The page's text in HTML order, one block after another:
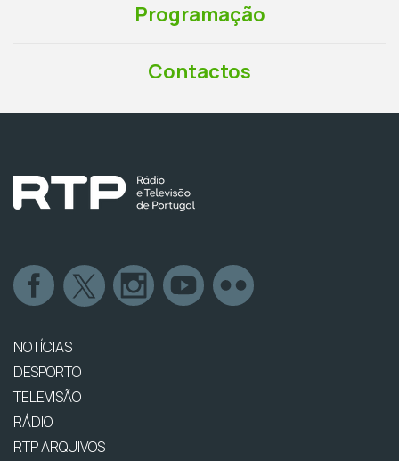
Programação
Contactos
NOTÍCIAS
DESPORTO
TELEVISÃO
RÁDIO
RTP ARQUIVOS